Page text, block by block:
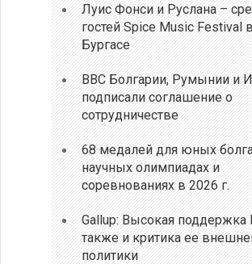
Луис Фонси и Руслана –
гостей Spice Music Festival
Бургасе
ВВС Болгарии, Румынии и
подписали соглашение о
сотрудничестве
68 медалей для юных
научных олимпиадах и
соревнованиях в 2026 г.
Gallup: Высокая поддержка
также и критика ее
политики